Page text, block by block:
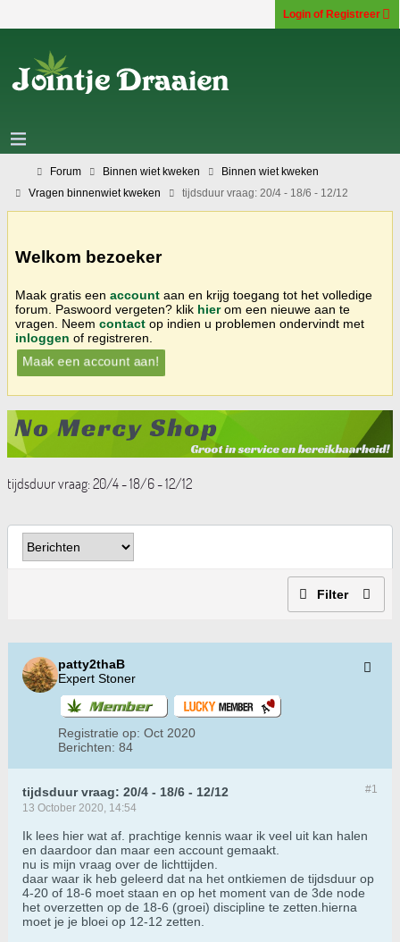
Login of Registreer
Forum Binnen wiet kweken
Binnen wiet kweken
Vragen binnenwiet kweken
tijdsduur vraag: 20/4 - 18/6 - 12/12
Welkom bezoeker
Maak gratis een account aan en krijg toegang tot het volledige
forum. Paswoord vergeten? klik hierom een nieuwe aan te
vragen. Neem contact op indien u problemen ondervindt met
inloggen of registreren.
Maak een account aan!
tijdsduur vraag: 20/4 - 18/6 - 12/12
Filter
patty2thaB
Expert Stoner
Registratie op: Oct 2020
Berichten: 84
#1
tijdsduur vraag: 20/4 - 18/6 - 12/12
13 October 2020, 14:54
Ik lees hier wat af. prachtige kennis waar ik veel uit kan halen
en daardoor dan maar een account gemaakt.
nu is mijn vraag over de lichttijden.
daar waar ik heb geleerd dat na het ontkiemen de tijdsduur op
4-20 of 18-6 moet staan en op het moment van de 3de node
het overzetten op de 18-6 (groei) discipline te zetten.hierna
moet je je bloei op 12-12 zetten.